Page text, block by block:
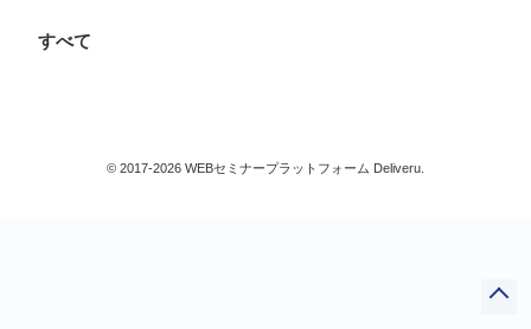
すべて
© 2017-2026 WEBセミナープラットフォーム Deliveru.